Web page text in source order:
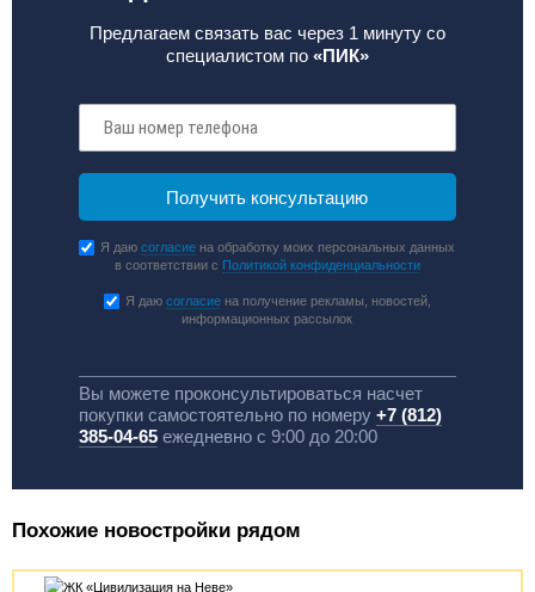
Предлагаем связать вас через 1 минуту со
специалистом по «ПИК»
Я даюсогласие на обработку моих персональных данных
в соответствии с Политикой конфиденциальности
Я даю согласиена получение рекламы, новостей,
информационных рассылок
Вы можете проконсультироваться насчет
покупки самостоятельно по номеру +7 (812)
385-04-65ежедневно с 9:00 до 20:00
Похожие новостройки рядом